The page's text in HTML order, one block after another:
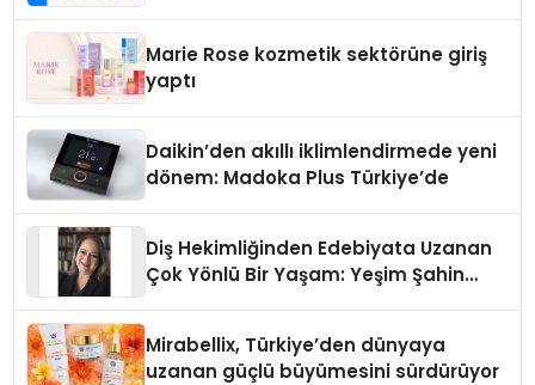
Marie Rose kozmetik sektörüne giriş
yaptı
Daikin’den akıllı iklimlendirmede yeni
dönem: Madoka Plus Türkiye’de
Diş Hekimliğinden Edebiyata Uzanan
Çok Yönlü Bir Yaşam: Yeşim Şahin
Mirabellix, Türkiye’den dünyaya
uzanan güçlü büyümesini sürdürüyor